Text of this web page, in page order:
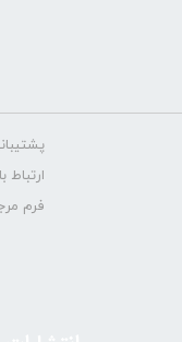
ارتباط
فرم